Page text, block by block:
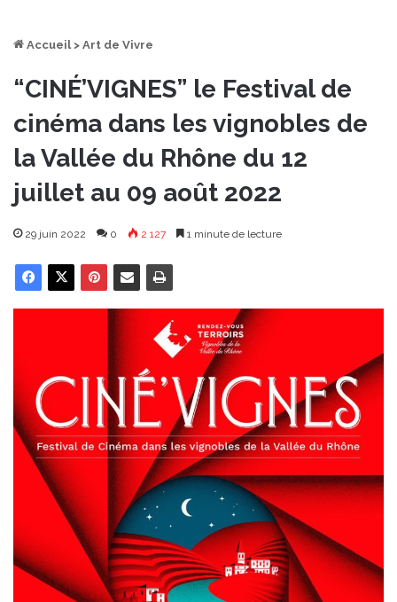
Accueil > Art de Vivre
“CINÉ’VIGNES” le Festival de
cinéma dans les vignobles de
la Vallée du Rhône du 12
juillet au 09 août 2022
29 juin 2022 0 2 127 1 minute de lecture